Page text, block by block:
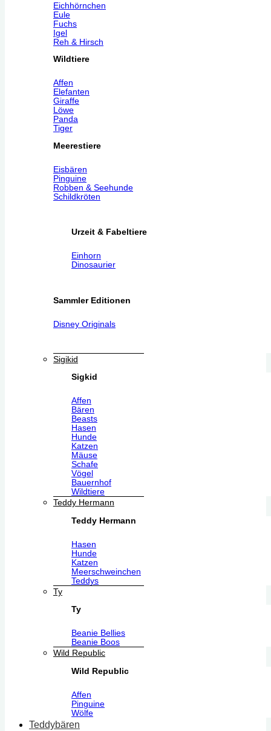
Eichhörnchen
Eule
Fuchs
Igel
Reh & Hirsch
Wildtiere
Affen
Elefanten
Giraffe
Löwe
Panda
Tiger
Meerestiere
Eisbären
Pinguine
Robben & Seehunde
Schildkröten
Urzeit & Fabeltiere
Einhorn
Dinosaurier
Sammler Editionen
Disney Originals
Sigikid
Sigkid
Affen
Bären
Beasts
Hasen
Hunde
Katzen
Mäuse
Schafe
Vögel
Bauernhof
Wildtiere
Teddy Hermann
Teddy Hermann
Hasen
Hunde
Katzen
Meerschweinchen
Teddys
Ty
Ty
Beanie Bellies
Beanie Boos
Wild Republic
Wild Republic
Affen
Pinguine
Wölfe
Teddybären